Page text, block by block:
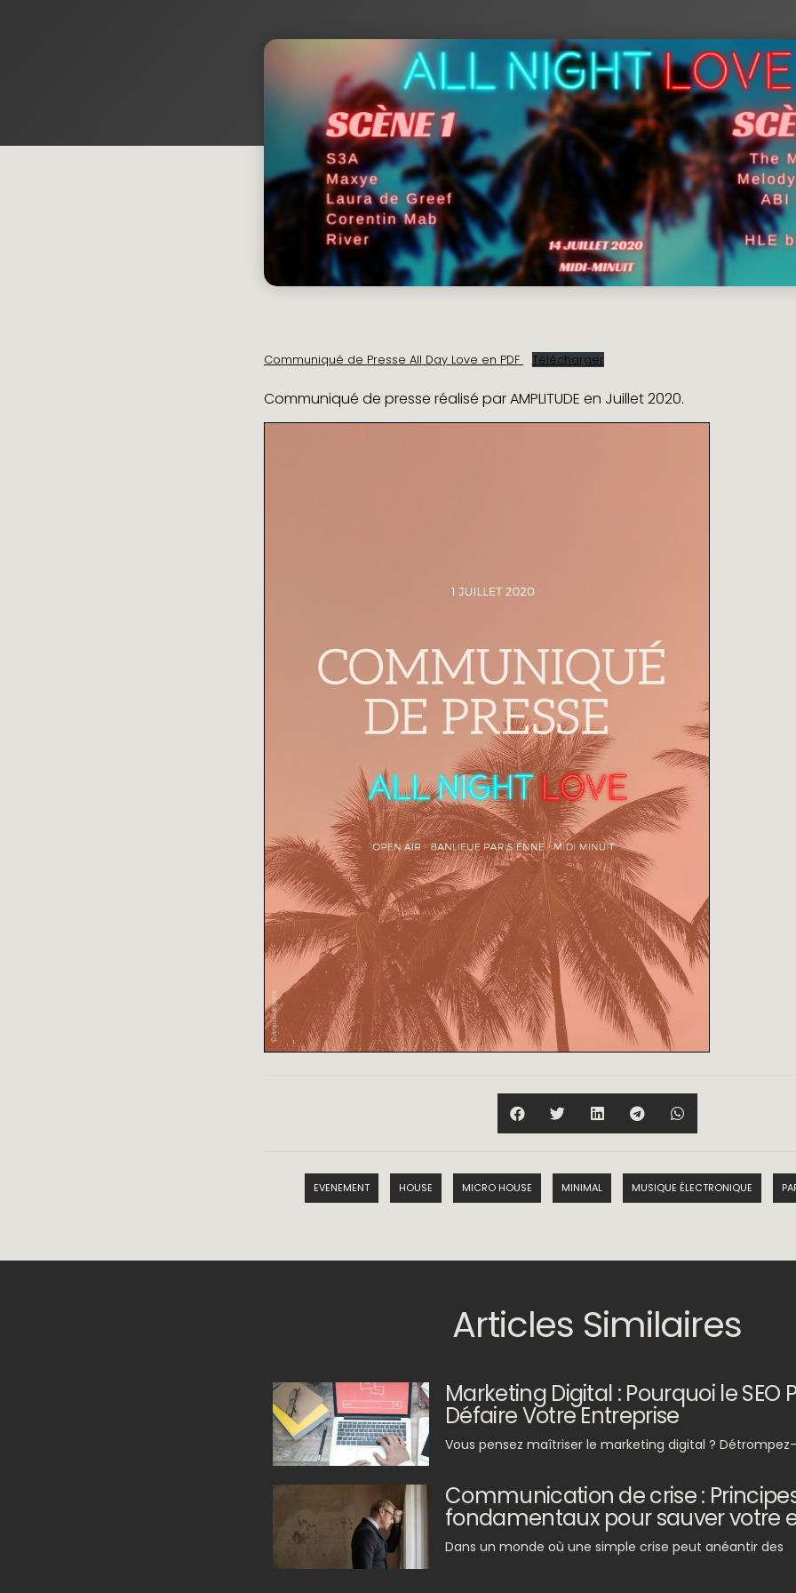
À PROPOS DE
NOUS
BLOG
DEMANDER UN
CONTACTER
Communiqué de Presse All Day Love en PDF Télécharger
Communiqué de presse réalisé par AMPLITUDE en Juillet 2020.
EVENEMENT HOUSE MICRO HOUSE MINIMAL MUSIQUE ÉLECTRONIQUE
Articles Similaires
Marketing Digital : Pourquoi le SEO
Défaire Votre Entreprise
Vous pensez maîtriser le marketing digital ?
Communication de crise :
fondamentaux pour sauver votre
Dans un monde où une simple crise peut anéantir des